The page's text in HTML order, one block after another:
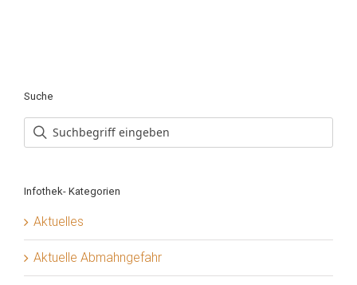
Suche
Infothek- Kategorien
Aktuelles
Aktuelle Abmahngefahr